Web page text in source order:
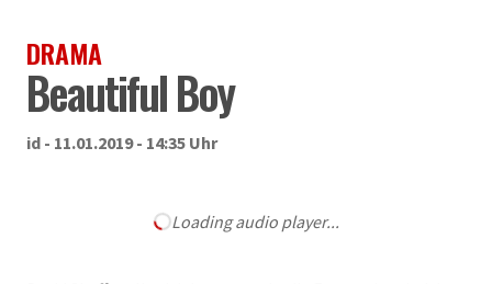
DRAMA
Beautiful Boy
id - 11.01.2019 - 14:35 Uhr
Loading audio player...